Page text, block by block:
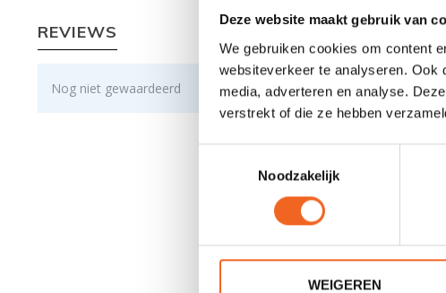
Deze website maakt gebruik van
We gebruiken cookies om content
websiteverkeer te analyseren. Ook
media, adverteren en analyse.
verstrekt of die ze hebben
Noodzakelijk
WEIGEREN
REVIEWS
Nog niet gewaardeerd